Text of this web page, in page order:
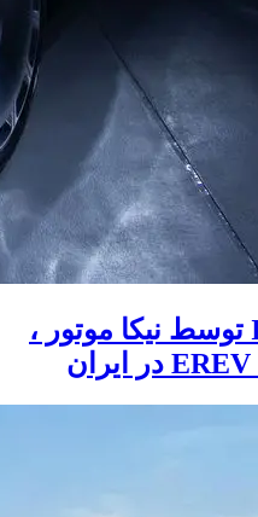
رونمایی خودرو IM LS9 توسط نیکا موتور ،